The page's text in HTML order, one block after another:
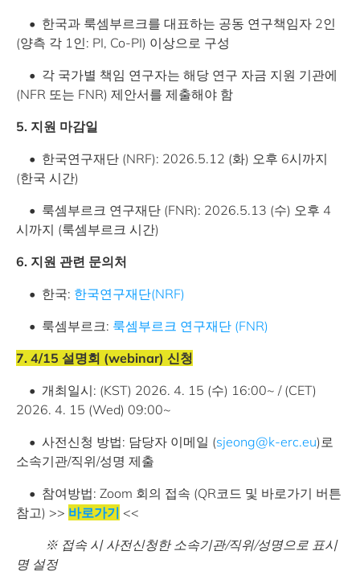
• 한국과 룩셈부르크를 대표하는 공동 연구책임자 2인
(양측 각 1인: PI, Co-PI) 이상으로 구성
• 각 국가별 책임 연구자는 해당 연구 자금 지원 기관에
(NFR 또는 FNR) 제안서를 제출해야 함
5. 지원 마감일
• 한국연구재단 (NRF): 2026.5.12 (화) 오후 6시까지
(한국 시간)
• 룩셈부르크 연구재단 (FNR): 2026.5.13 (수) 오후 4
시까지 (룩셈부르크 시간)
6. 지원 관련 문의처
• 한국: 한국연구재단(NRF)
• 룩셈부르크: 룩셈부르크 연구재단 (FNR)
7. 4/15 설명회 (webinar) 신청
• 개최일시: (KST) 2026. 4. 15 (수) 16:00~ / (CET)
2026. 4. 15 (Wed) 09:00~
• 사전신청 방법: 담당자 이메일 (sjeong@k-erc.eu)로
소속기관/직위/성명 제출
• 참여방법: Zoom 회의 접속 (QR코드 및 바로가기 버튼
참고) >> 바로가기 <<
※ 접속 시 사전신청한 소속기관/직위/성명으로 표시
명 설정